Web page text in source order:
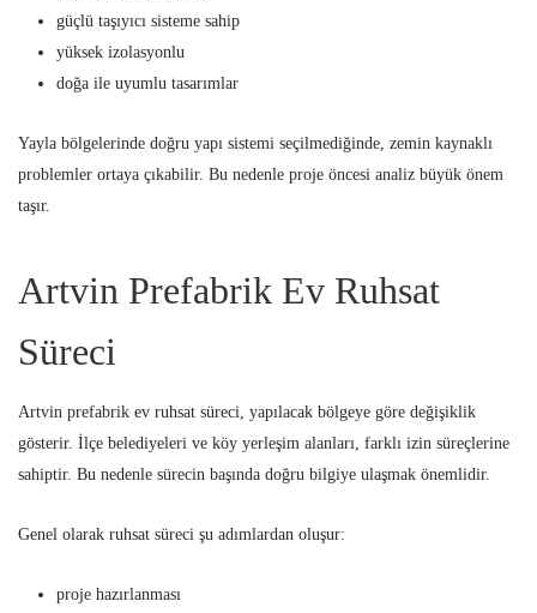
güçlü taşıyıcı sisteme sahip
yüksek izolasyonlu
doğa ile uyumlu tasarımlar
Yayla bölgelerinde doğru yapı sistemi seçilmediğinde, zemin kaynaklı
problemler ortaya çıkabilir. Bu nedenle proje öncesi analiz büyük önem
taşır.
Artvin Prefabrik Ev Ruhsat
Süreci
Artvin prefabrik ev ruhsat süreci, yapılacak bölgeye göre değişiklik
gösterir. İlçe belediyeleri ve köy yerleşim alanları, farklı izin süreçlerine
sahiptir. Bu nedenle sürecin başında doğru bilgiye ulaşmak önemlidir.
Genel olarak ruhsat süreci şu adımlardan oluşur:
proje hazırlanması